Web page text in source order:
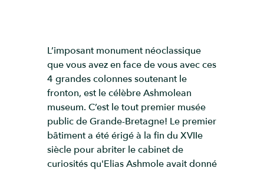
L’imposant monument néoclassique
que vous avez en face de vous avec ces
4 grandes colonnes soutenant le
fronton, est le célèbre Ashmolean
museum. C’est le tout premier musée
public de Grande-Bretagne! Le premier
bâtiment a été érigé à la fin du XVIIe
siècle pour abriter le cabinet de
curiosités qu'Elias Ashmole avait donné